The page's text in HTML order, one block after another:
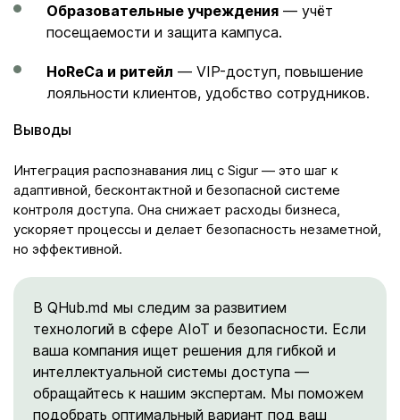
Образовательные учреждения — учёт
посещаемости и защита кампуса.
HoReCa и ритейл — VIP-доступ, повышение
лояльности клиентов, удобство сотрудников.
Выводы
Интеграция распознавания лиц с Sigur — это шаг к
адаптивной, бесконтактной и безопасной системе
контроля доступа. Она снижает расходы бизнеса,
ускоряет процессы и делает безопасность незаметной,
но эффективной.
В QHub.md мы следим за развитием
технологий в сфере AIoT и безопасности. Если
ваша компания ищет решения для гибкой и
интеллектуальной системы доступа —
обращайтесь к нашим экспертам. Мы поможем
подобрать оптимальный вариант под ваш